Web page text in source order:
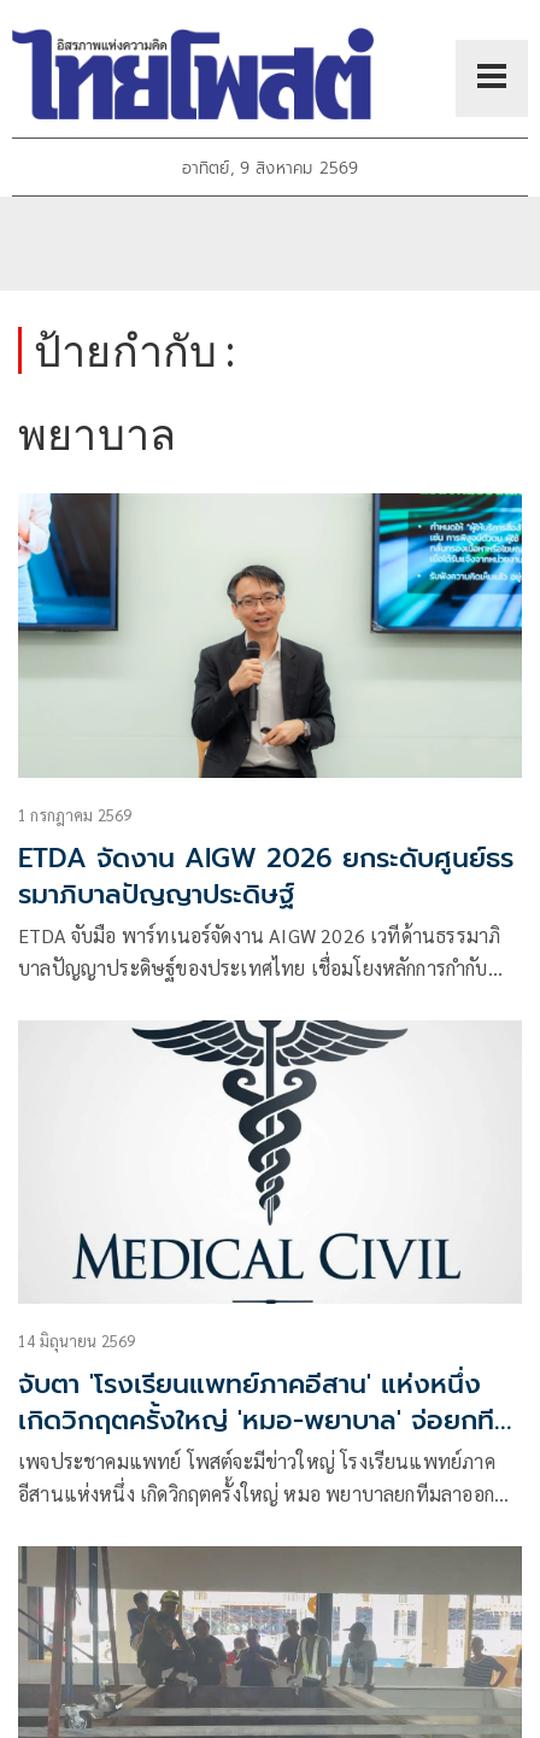
อาทิตย์, 9 สิงหาคม 2569
ป้ายกำกับ :
พยาบาล
1 กรกฎาคม 2569
ETDA จัดงาน AIGW 2026 ยกระดับศูนย์ธร
รมาภิบาลปัญญาประดิษฐ์
ETDA จับมือ พาร์ทเนอร์จัดงาน AIGW 2026 เวทีด้านธรรมาภิ
บาลปัญญาประดิษฐ์ของประเทศไทย เชื่อมโยงหลักการกำกับ
บริบทของประเทศไทย
14 มิถุนายน 2569
จับตา 'โรงเรียนแพทย์ภาคอีสาน' แห่งหนึ่ง
เกิดวิกฤตครั้งใหญ่ 'หมอ-พยาบาล' จ่อยกทีม
ลาออก
เพจประชาคมแพทย์ โพสต์จะมีข่าวใหญ่ โรงเรียนแพทย์ภาค
อีสานแห่งหนึ่ง เกิดวิกฤตครั้งใหญ่ หมอ พยาบาลยกทีมลาออก